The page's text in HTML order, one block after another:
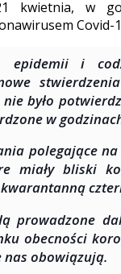
kwietnia, w
epidemii i
nie było
w
polegające
miały bliski
prowadzone
obecności
obowiązują.